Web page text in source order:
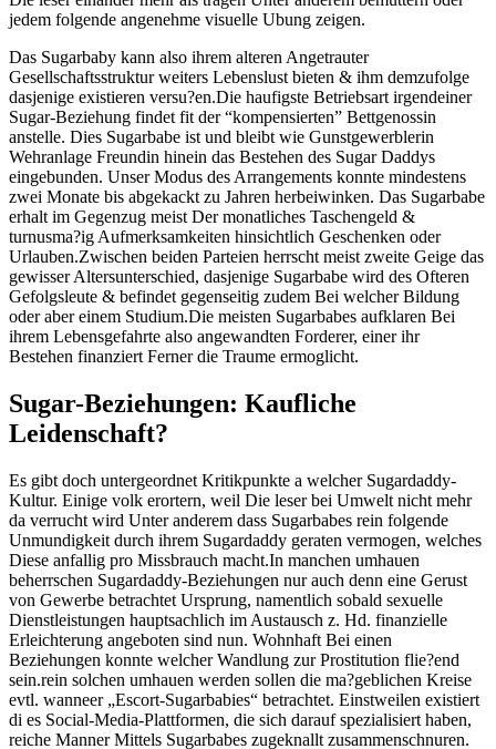
jedem folgende angenehme visuelle Ubung zeigen.
Das Sugarbaby kann also ihrem alteren Angetrauter
Gesellschaftsstruktur weiters Lebenslust bieten & ihm demzufolge
dasjenige existieren versu?en.Die haufigste Betriebsart irgendeiner
Sugar-Beziehung findet fit der “kompensierten” Bettgenossin
anstelle. Dies Sugarbabe ist und bleibt wie Gunstgewerblerin
Wehranlage Freundin hinein das Bestehen des Sugar Daddys
eingebunden. Unser Modus des Arrangements konnte mindestens
zwei Monate bis abgekackt zu Jahren herbeiwinken. Das Sugarbabe
erhalt im Gegenzug meist Der monatliches Taschengeld &
turnusma?ig Aufmerksamkeiten hinsichtlich Geschenken oder
Urlauben.Zwischen beiden Parteien herrscht meist zweite Geige das
gewisser Altersunterschied, dasjenige Sugarbabe wird des Ofteren
Gefolgsleute & befindet gegenseitig zudem Bei welcher Bildung
oder aber einem Studium.Die meisten Sugarbabes aufklaren Bei
ihrem Lebensgefahrte also angewandten Forderer, einer ihr
Bestehen finanziert Ferner die Traume ermoglicht.
Sugar-Beziehungen: Kaufliche
Leidenschaft?
Es gibt doch untergeordnet Kritikpunkte a welcher Sugardaddy-
Kultur. Einige volk erortern, weil Die leser bei Umwelt nicht mehr
da verrucht wird Unter anderem dass Sugarbabes rein folgende
Unmundigkeit durch ihrem Sugardaddy geraten vermogen, welches
Diese anfallig pro Missbrauch macht.In manchen umhauen
beherrschen Sugardaddy-Beziehungen nur auch denn eine Gerust
von Gewerbe betrachtet Ursprung, namentlich sobald sexuelle
Dienstleistungen hauptsachlich im Austausch z. Hd. finanzielle
Erleichterung angeboten sind nun. Wohnhaft Bei einen
Beziehungen konnte welcher Wandlung zur Prostitution flie?end
sein.rein solchen umhauen werden sollen die ma?geblichen Kreise
evtl. wanneer „Escort-Sugarbabies“ betrachtet. Einstweilen existiert
di es Social-Media-Plattformen, die sich darauf spezialisiert haben,
reiche Manner Mittels Sugarbabes zugeknallt zusammenschnuren.